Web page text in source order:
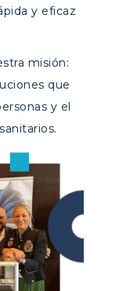
y eficaz
misión:
que
y el